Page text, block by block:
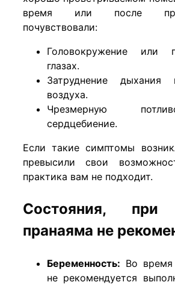
время или после
почувствовали:
Головокружение или
глазах.
Затруднение дыхания
воздуха.
Чрезмерную
сердцебиение.
Если такие симптомы
превысили свои
практика вам не подходит.
Состояния, при
пранаяма не
Беременность: Во время
не рекомендуется